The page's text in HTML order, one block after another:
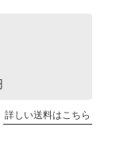
詳しい送料はこちら